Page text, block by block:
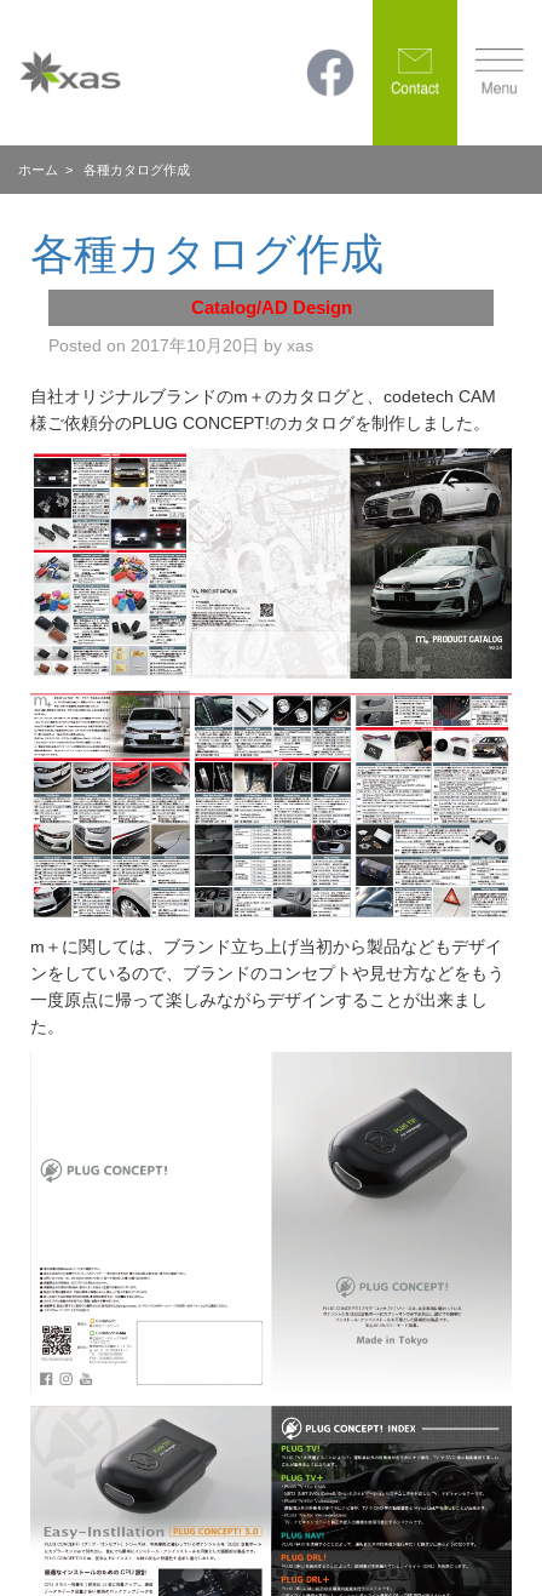
ホーム > 各種カタログ作成
各種カタログ作成
Catalog/AD Design
Posted on 2017年10月20日 by xas
自社オリジナルブランドのm＋のカタログと、codetech CAM
様ご依頼分のPLUG CONCEPT!のカタログを制作しました。
m＋に関しては、ブランド立ち上げ当初から製品などもデザイ
ンをしているので、ブランドのコンセプトや見せ方などをもう
一度原点に帰って楽しみながらデザインすることが出来まし
た。